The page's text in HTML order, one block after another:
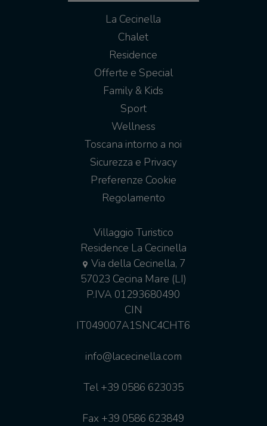
La Cecinella
Chalet
Residence
Offerte e Special
Family & Kids
Sport
Wellness
Toscana intorno a noi
Sicurezza e Privacy
Preferenze Cookie
Regolamento
Villaggio Turistico
Residence La Cecinella
Via della Cecinella, 7
57023 Cecina Mare (LI)
P.IVA 01293680490
CIN
IT049007A1SNC4CHT6
info@lacecinella.com
Tel+39 0586 623035
Fax +39 0586 623849